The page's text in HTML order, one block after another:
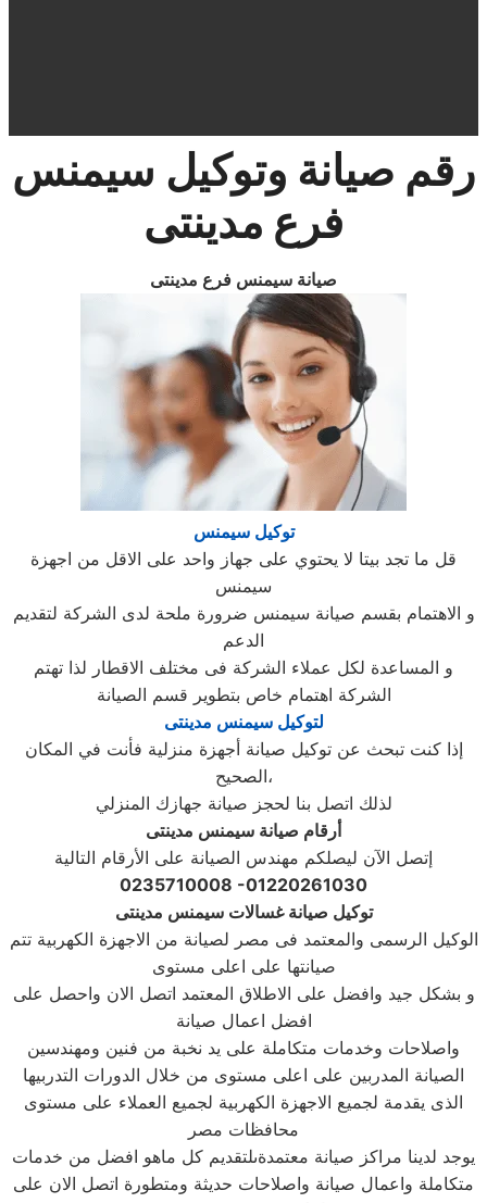
رقم صيانة وتوكيل سيمنس
فرع مدينتى
صيانة سيمنس فرع مدينتى
توكيل سيمنس
قل ما تجد بيتا لا يحتوي على جهاز واحد على الاقل من اجهزة
سيمنس
و الاهتمام بقسم صيانة سيمنس ضرورة ملحة لدى الشركة لتقديم
الدعم
و المساعدة لكل عملاء الشركة فى مختلف الاقطار لذا تهتم
الشركة اهتمام خاص بتطوير قسم الصيانة
لتوكيل سيمنس مدينتى
إذا كنت تبحث عن توكيل صيانة أجهزة منزلية فأنت في المكان
الصحيح،
لذلك اتصل بنا لحجز صيانة جهازك المنزلي
أرقام صيانة سيمنس مدينتى
إتصل الآن ليصلكم مهندس الصيانة على الأرقام التالية
0235710008 -01220261030
توكيل صيانة غسالات سيمنس مدينتى
الوكيل الرسمى والمعتمد فى مصر لصيانة من الاجهزة الكهربية تتم
صيانتها على اعلى مستوى
و بشكل جيد وافضل على الاطلاق المعتمد اتصل الان واحصل على
افضل اعمال صيانة
واصلاحات وخدمات متكاملة على يد نخبة من فنين ومهندسين
الصيانة المدربين على اعلى مستوى من خلال الدورات التدربيها
الذى يقدمة لجميع الاجهزة الكهربية لجميع العملاء على مستوى
محافظات مصر
يوجد لدينا مراكز صيانة معتمدةىلتقديم كل ماهو افضل من خدمات
متكاملة واعمال صيانة واصلاحات حديثة ومتطورة اتصل الان على